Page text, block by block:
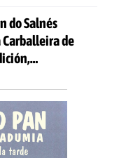
do Salnés
de